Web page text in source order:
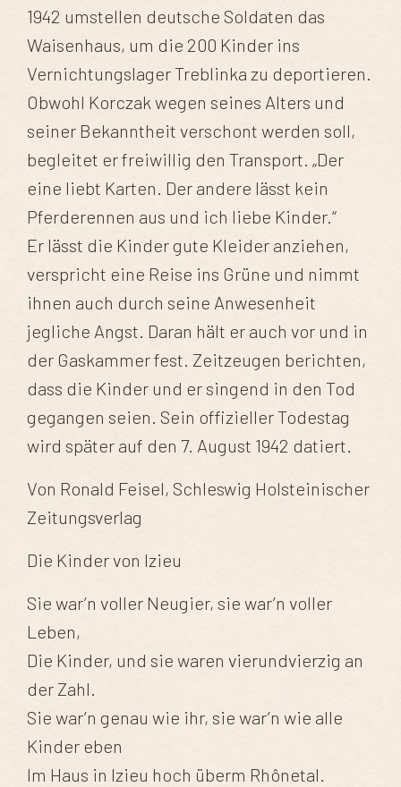
1942 umstellen deutsche Soldaten das
Waisenhaus, um die 200 Kinder ins
Vernichtungslager Treblinka zu deportieren.
Obwohl Korczak wegen seines Alters und
seiner Bekanntheit verschont werden soll,
begleitet er freiwillig den Transport. „Der
eine liebt Karten. Der andere lässt kein
Pferderennen aus und ich liebe Kinder.“
Er lässt die Kinder gute Kleider anziehen,
verspricht eine Reise ins Grüne und nimmt
ihnen auch durch seine Anwesenheit
jegliche Angst. Daran hält er auch vor und in
der Gaskammer fest. Zeitzeugen berichten,
dass die Kinder und er singend in den Tod
gegangen seien. Sein offizieller Todestag
wird später auf den 7. August 1942 datiert.
Von Ronald Feisel, Schleswig Holsteinischer
Zeitungsverlag
Die Kinder von Izieu
Sie war’n voller Neugier, sie war’n voller
Leben,
Die Kinder, und sie waren vierundvierzig an
der Zahl.
Sie war’n genau wie ihr, sie war’n wie alle
Kinder eben
Im Haus in Izieu hoch überm Rhônetal.